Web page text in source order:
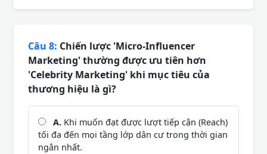
Câu 8: Chiến lược 'Micro-Influencer
Marketing' thường được ưu tiên hơn
'Celebrity Marketing' khi mục tiêu của
thương hiệu là gì?
A. Khi muốn đạt được lượt tiếp cận (Reach)
tối đa đến mọi tầng lớp dân cư trong thời gian
ngắn nhất.